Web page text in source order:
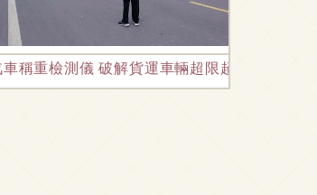
向
車稱重檢測儀 破解貨運車輛超限超載難題的關